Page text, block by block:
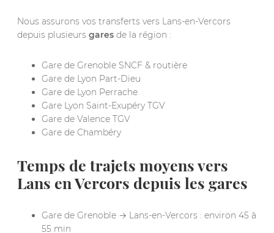
Nous assurons vos transferts vers Lans-en-Vercors
depuis plusieurs gares de la région :
Gare de Grenoble SNCF & routière
Gare de Lyon Part-Dieu
Gare de Lyon Perrache
Gare Lyon Saint-Exupéry TGV
Gare de Valence TGV
Gare de Chambéry
Temps de trajets moyens vers
Lans en Vercors depuis les gares
Gare de Grenoble → Lans-en-Vercors : environ 45 à
55 min